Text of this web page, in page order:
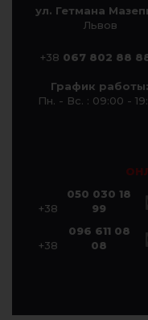
ул. Гетмана
Львов
+38 067 802 88
График работы:
Пн. - Вс. : 09:00 -
+38
050 030 18
99
+38
096 611 08
08